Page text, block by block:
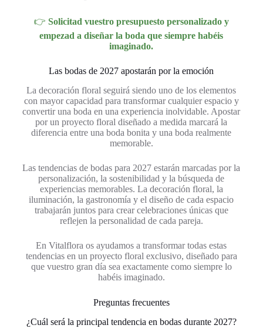
👉 Solicitad vuestro presupuesto personalizado y
empezad a diseñar la boda que siempre habéis
imaginado.
Las bodas de 2027 apostarán por la emoción
La decoración floral seguirá siendo uno de los elementos
con mayor capacidad para transformar cualquier espacio y
convertir una boda en una experiencia inolvidable. Apostar
por un proyecto floral diseñado a medida marcará la
diferencia entre una boda bonita y una boda realmente
memorable.
Las tendencias de bodas para 2027 estarán marcadas por la
personalización, la sostenibilidad y la búsqueda de
experiencias memorables. La decoración floral, la
iluminación, la gastronomía y el diseño de cada espacio
trabajarán juntos para crear celebraciones únicas que
reflejen la personalidad de cada pareja.
En Vitalflora os ayudamos a transformar todas estas
tendencias en un proyecto floral exclusivo, diseñado para
que vuestro gran día sea exactamente como siempre lo
habéis imaginado.
Preguntas frecuentes
¿Cuál será la principal tendencia en bodas durante 2027?